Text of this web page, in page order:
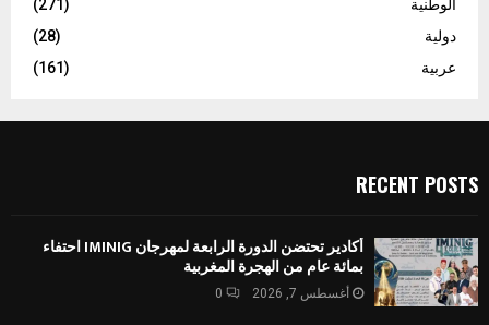
الوطنية
(271)
دولية
(28)
عربية
(161)
RECENT POSTS
أكادير تحتضن الدورة الرابعة لمهرجان IMINIG احتفاء
بمائة عام من الهجرة المغربية
أغسطس 7, 2026 0